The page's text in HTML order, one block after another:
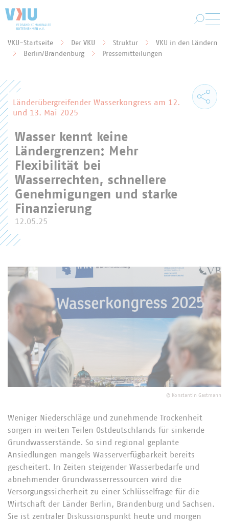
Sie befinden sich hier:
VKU-Startseite Der VKU Struktur
VKU in den Ländern
Berlin/Brandenburg
Pressemitteilungen
Länderübergreifender Wasserkongress am 12.
und 13. Mai 2025
Wasser kennt keine
Ländergrenzen: Mehr
Flexibilität bei
Wasserrechten, schnellere
Genehmigungen und starke
Finanzierung
12.05.25
© Konstantin Gastmann
Weniger Niederschläge und zunehmende Trockenheit
sorgen in weiten Teilen Ostdeutschlands für sinkende
Grundwasserstände. So sind regional geplante
Ansiedlungen mangels Wasserverfügbarkeit bereits
gescheitert. In Zeiten steigender Wasserbedarfe und
abnehmender Grundwasserressourcen wird die
Versorgungssicherheit zu einer Schlüsselfrage für die
Wirtschaft der Länder Berlin, Brandenburg und Sachsen.
Sie ist zentraler Diskussionspunkt heute und morgen